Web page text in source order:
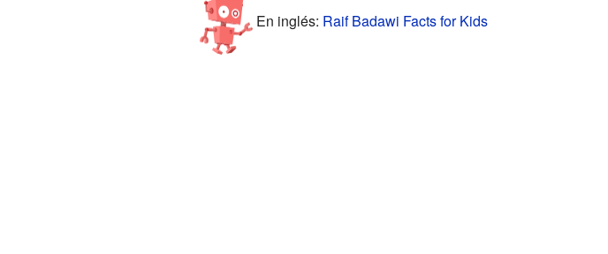
En inglés: Raif Badawi Facts for Kids